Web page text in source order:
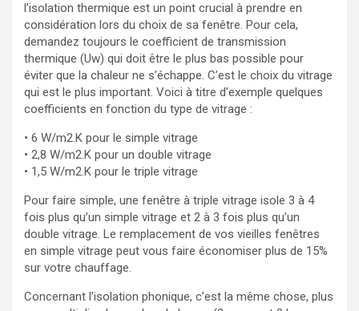
l’isolation thermique est un point crucial à prendre en
considération lors du choix de sa fenêtre. Pour cela,
demandez toujours le coefficient de transmission
thermique (Uw) qui doit être le plus bas possible pour
éviter que la chaleur ne s’échappe. C’est le choix du vitrage
qui est le plus important. Voici à titre d’exemple quelques
coefficients en fonction du type de vitrage :
• 6 W/m2.K pour le simple vitrage
• 2,8 W/m2.K pour un double vitrage
• 1,5 W/m2.K pour le triple vitrage
Pour faire simple, une fenêtre à triple vitrage isole 3 à 4
fois plus qu’un simple vitrage et 2 à 3 fois plus qu’un
double vitrage. Le remplacement de vos vieilles fenêtres
en simple vitrage peut vous faire économiser plus de 15%
sur votre chauffage.
Concernant l’isolation phonique, c’est la même chose, plus